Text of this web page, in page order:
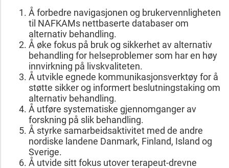
Å forbedre navigasjonen og brukervennligheten
til NAFKAMs nettbaserte databaser om
alternativ behandling.
Å øke fokus på bruk og sikkerhet av alternativ
behandling for helseproblemer som har en høy
innvirkning på livskvaliteten.
Å utvikle egnede kommunikasjonsverktøy for å
støtte sikker og informert beslutningstaking om
alternativ behandling.
Å utføre systematiske gjennomganger av
forskning på slik behandling.
Å styrke samarbeidsaktivitet med de andre
nordiske landene Danmark, Finland, Island og
Sverige.
Å utvide sitt fokus utover terapeut-drevne